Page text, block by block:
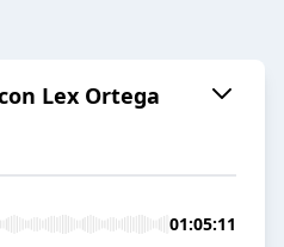
Lex Ortega
01:05:11